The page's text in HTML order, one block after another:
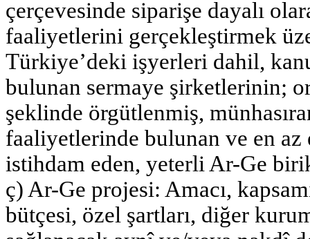
çerçevesinde siparişe dayalı
faaliyetlerini gerçekleştirmek
Türkiye’deki işyerleri dahil,
bulunan sermaye şirketlerinin;
şeklinde örgütlenmiş,
faaliyetlerinde bulunan ve en
istihdam eden, yeterli Ar-Ge
ç) Ar-Ge projesi: Amacı,
bütçesi, özel şartları, diğer